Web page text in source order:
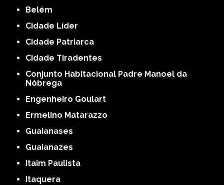
Belém
Cidade Líder
Cidade Patriarca
Cidade Tiradentes
Conjunto Habitacional Padre Manoel da
Nóbrega
Engenheiro Goulart
Ermelino Matarazzo
Guaianases
Guaianazes
Itaim Paulista
Itaquera